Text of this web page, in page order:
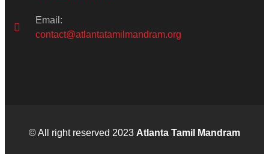
Email:
contact@atlantatamilmandram.org
© All right reserved 2023 Atlanta Tamil Mandram